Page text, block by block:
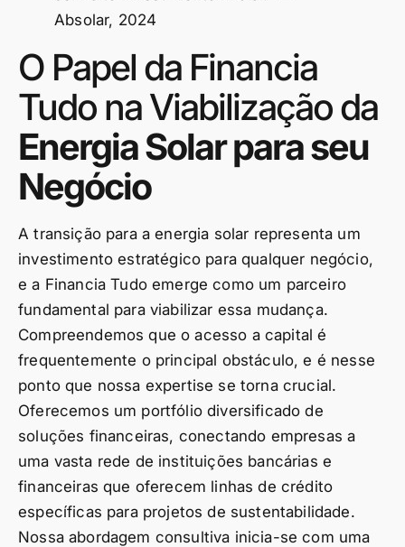
Absolar, 2024
O Papel da Financia
Tudo na Viabilização da
Energia Solar para seu
Negócio
A transição para a energia solar representa um
investimento estratégico para qualquer negócio,
e a Financia Tudo emerge como um parceiro
fundamental para viabilizar essa mudança.
Compreendemos que o acesso a capital é
frequentemente o principal obstáculo, e é nesse
ponto que nossa expertise se torna crucial.
Oferecemos um portfólio diversificado de
soluções financeiras, conectando empresas a
uma vasta rede de instituições bancárias e
financeiras que oferecem linhas de crédito
específicas para projetos de sustentabilidade.
Nossa abordagem consultiva inicia-se com uma